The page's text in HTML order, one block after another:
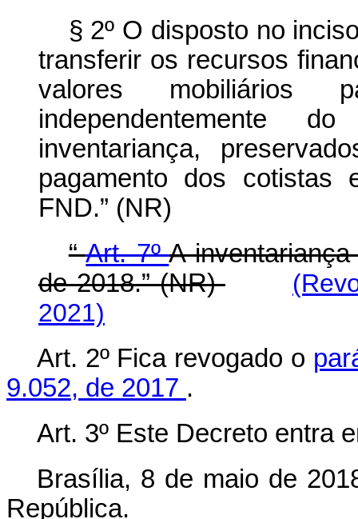
§ 2º O disposto no
transferir os recursos
valores mobiliários
independentemente
inventariança,
pagamento dos cotistas
FND.” (NR)
“Art. 7ºA
de 2018.” (NR)
2021)
Art. 2º Fica revogado o
9.052, de 2017 .
Art. 3º Este Decreto entra
Brasília, 8 de maio de
República.